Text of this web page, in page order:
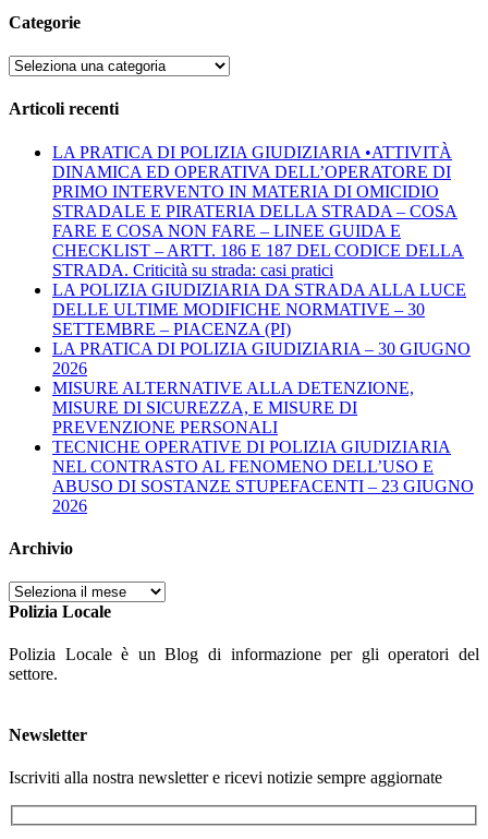
Categorie
Categorie
Articoli recenti
LA PRATICA DI POLIZIA GIUDIZIARIA •ATTIVITÀ
DINAMICA ED OPERATIVA DELL’OPERATORE DI
PRIMO INTERVENTO IN MATERIA DI OMICIDIO
STRADALE E PIRATERIA DELLA STRADA – COSA
FARE E COSA NON FARE – LINEE GUIDA E
CHECKLIST – ARTT. 186 E 187 DEL CODICE DELLA
STRADA. Criticità su strada: casi pratici
LA POLIZIA GIUDIZIARIA DA STRADA ALLA LUCE
DELLE ULTIME MODIFICHE NORMATIVE – 30
SETTEMBRE – PIACENZA (PI)
LA PRATICA DI POLIZIA GIUDIZIARIA – 30 GIUGNO
2026
MISURE ALTERNATIVE ALLA DETENZIONE,
MISURE DI SICUREZZA, E MISURE DI
PREVENZIONE PERSONALI
TECNICHE OPERATIVE DI POLIZIA GIUDIZIARIA
NEL CONTRASTO AL FENOMENO DELL’USO E
ABUSO DI SOSTANZE STUPEFACENTI – 23 GIUGNO
2026
Archivio
Archivio
Polizia Locale
Polizia Locale è un Blog di informazione per gli operatori del
settore.
Newsletter
Iscriviti alla nostra newsletter e ricevi notizie sempre aggiornate